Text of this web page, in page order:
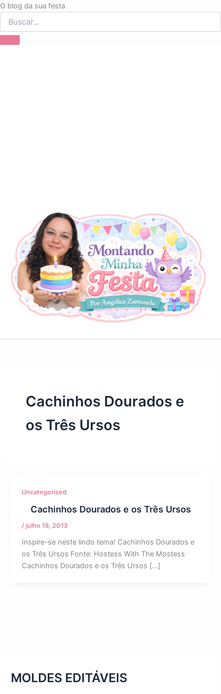
O blog da sua festa
Ir
para
o
Cachinhos Dourados e
os Três Ursos
Uncategorized
Cachinhos Dourados e os Três Ursos
/ julho 18, 2013
Inspire-se neste lindo tema! Cachinhos Dourados e
os Três Ursos Fonte: Hostess With The Mostess
Cachinhos Dourados e os Três Ursos […]
MOLDES EDITÁVEIS